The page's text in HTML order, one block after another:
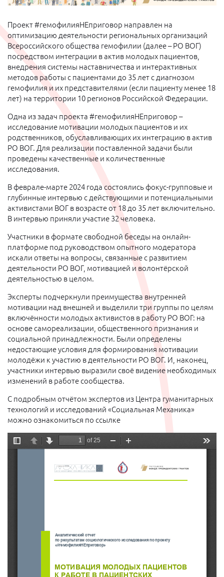
Проект #гемофилияНЕприговор направлен на
оптимизацию деятельности региональных организаций
Всероссийского общества гемофилии (далее – РО ВОГ)
посредством интеграции в актив молодых пациентов,
внедрения системы наставничества и интерактивных
методов работы с пациентами до 35 лет с диагнозом
гемофилия и их представителями (если пациенту менее 18
лет) на территории 10 регионов Российской Федерации.
Одна из задач проекта #гемофилияНЕприговор –
исследование мотивации молодых пациентов и их
родственников, обуславливающих их интеграцию в актив
РО ВОГ. Для реализации поставленной задачи были
проведены качественные и количественные
исследования.
В феврале-марте 2024 года состоялись фокус-групповые и
глубинные интервью с действующими и потенциальными
активистами ВОГ в возрасте от 18 до 35 лет включительно.
В интервью приняли участие 32 человека.
Участники в формате свободной беседы на онлайн-
платформе под руководством опытного модератора
искали ответы на вопросы, связанные с развитием
деятельности РО ВОГ, мотивацией и волонтёрской
деятельностью в целом.
Эксперты подчеркнули преимущества внутренней
мотивации над внешней и выделили три группы по целям
включённости молодых активистов в работу РО ВОГ: на
основе самореализации, общественного признания и
социальной принадлежности. Были определены
недостающие условия для формирования мотивации
молодёжи к участию в деятельности РО ВОГ. И, наконец,
участники интервью выразили своё видение необходимых
изменений в работе сообщества.
С подробным отчётом экспертов из Центра гуманитарных
технологий и исследований «Социальная Механика»
можно ознакомиться по ссылке